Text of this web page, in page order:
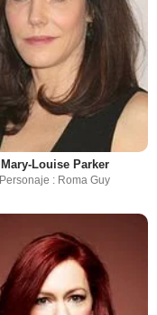
Mary-Louise Parker
Personaje : Roma Guy